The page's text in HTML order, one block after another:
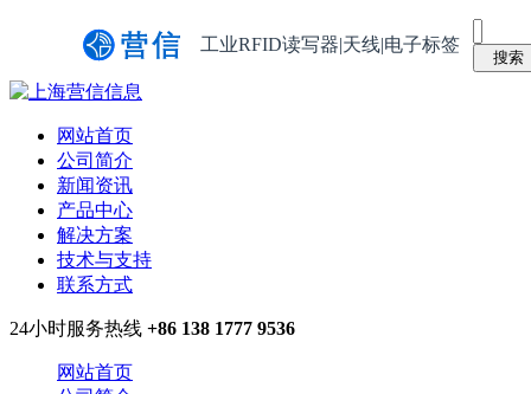
工业RFID读写器|天线|电子标签
网站首页
公司简介
新闻资讯
产品中心
解决方案
技术与支持
联系方式
24小时服务热线 +86 138 1777 9536
网站首页